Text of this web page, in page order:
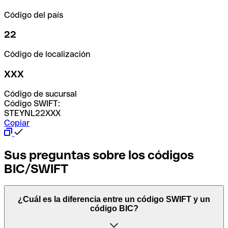
Código del país
22
Código de localización
XXX
Código de sucursal
Código SWIFT:
STEYNL22XXX
Copiar
Sus preguntas sobre los códigos
BIC/SWIFT
¿Cuál es la diferencia entre un código SWIFT y un
código BIC?